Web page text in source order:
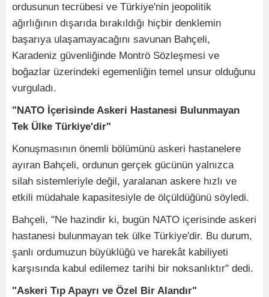
ordusunun tecrübesi ve Türkiye'nin jeopolitik
ağırlığının dışarıda bırakıldığı hiçbir denklemin
başarıya ulaşamayacağını savunan Bahçeli,
Karadeniz güvenliğinde Montrö Sözleşmesi ve
boğazlar üzerindeki egemenliğin temel unsur olduğunu
vurguladı.
"NATO İçerisinde Askeri Hastanesi Bulunmayan
Tek Ülke Türkiye'dir"
Konuşmasının önemli bölümünü askeri hastanelere
ayıran Bahçeli, ordunun gerçek gücünün yalnızca
silah sistemleriyle değil, yaralanan askere hızlı ve
etkili müdahale kapasitesiyle de ölçüldüğünü söyledi.
Bahçeli, "Ne hazindir ki, bugün NATO içerisinde askeri
hastanesi bulunmayan tek ülke Türkiye'dir. Bu durum,
şanlı ordumuzun büyüklüğü ve harekât kabiliyeti
karşısında kabul edilemez tarihi bir noksanlıktır" dedi.
"Askeri Tıp Apayrı ve Özel Bir Alandır"